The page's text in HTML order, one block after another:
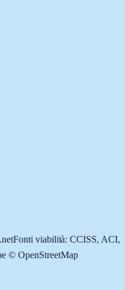
Fonti viabilità: CCISS, ACI,
© OpenStreetMap